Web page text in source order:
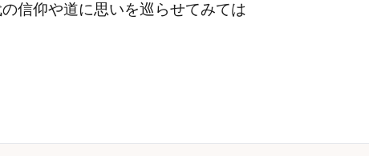
信仰や道に思いを巡らせてみては